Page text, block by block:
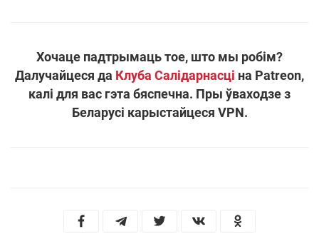
Хочаце падтрымаць тое, што мы робім?
Далучайцеся да Клуба Салідарнасці на Patreon,
калі для вас гэта бяспечна. Пры ўваходзе з
Беларусі карыстайцеся VPN.